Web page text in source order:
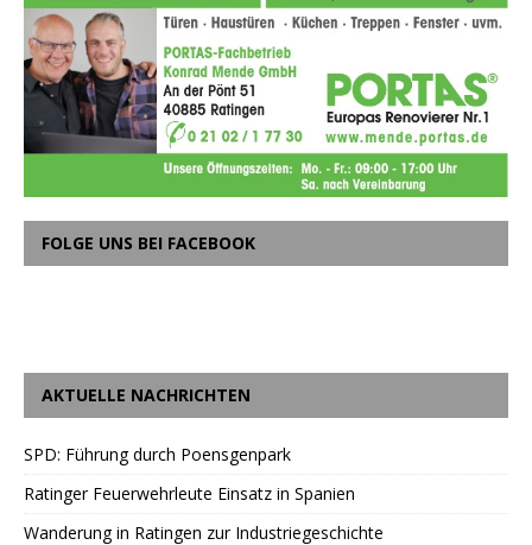
FOLGE UNS BEI FACEBOOK
AKTUELLE NACHRICHTEN
SPD: Führung durch Poensgenpark
Ratinger Feuerwehrleute Einsatz in Spanien
Wanderung in Ratingen zur Industriegeschichte